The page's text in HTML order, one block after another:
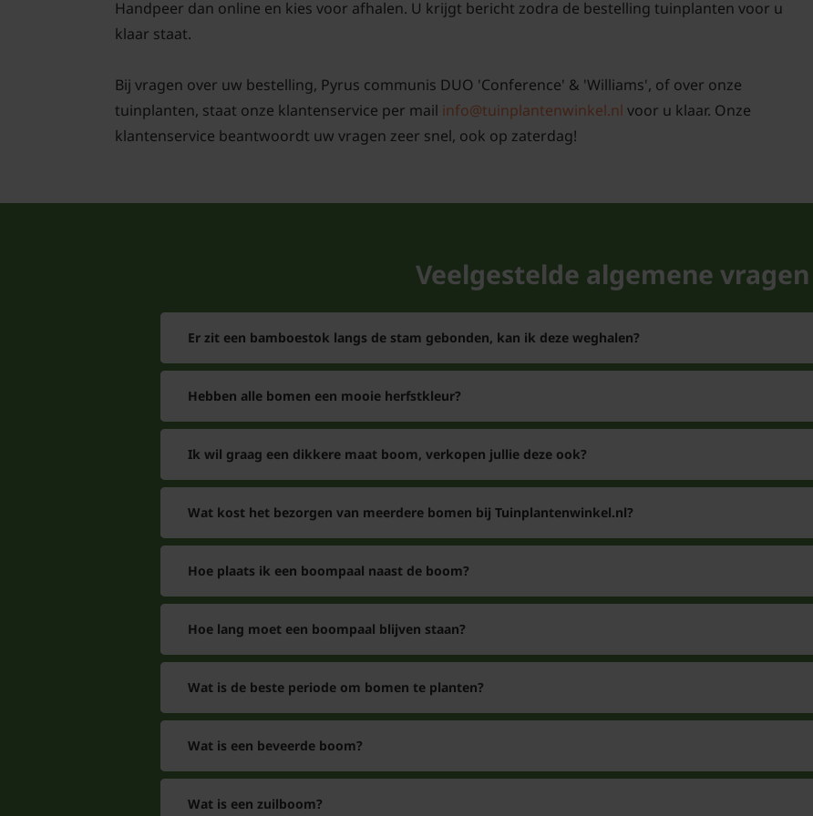
Handpeer dan online en kies voor afhalen. U krijgt bericht zodra de bestelling tuinplanten voor u
klaar staat.
Bij vragen over uw bestelling, Pyrus communis DUO 'Conference' & 'Williams', of over onze
tuinplanten, staat onze klantenservice per mail info@tuinplantenwinkel.nl voor u klaar. Onze
klantenservice beantwoordt uw vragen zeer snel, ook op zaterdag!
Veelgestelde algemene vragen
Er zit een bamboestok langs de stam gebonden, kan ik deze weghalen?
Hebben alle bomen een mooie herfstkleur?
Ik wil graag een dikkere maat boom, verkopen jullie deze ook?
Wat kost het bezorgen van meerdere bomen bij Tuinplantenwinkel.nl?
Hoe plaats ik een boompaal naast de boom?
Hoe lang moet een boompaal blijven staan?
Wat is de beste periode om bomen te planten?
Wat is een beveerde boom?
Wat is een zuilboom?